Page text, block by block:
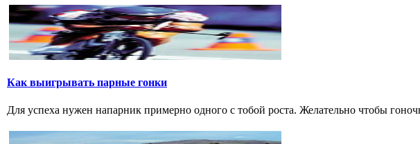
Как выигрывать парные гонки
Для успеха нужен напарник примерно одного с тобой роста. Желательно чтобы